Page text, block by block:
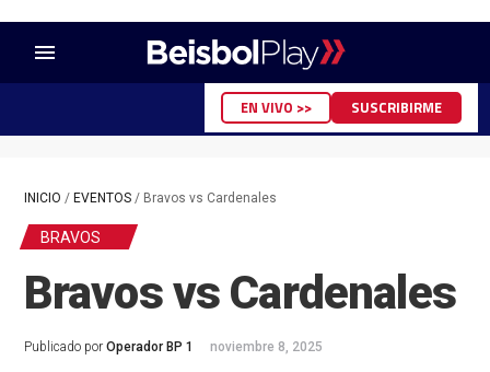
menu
EN VIVO >> SUSCRIBIRME
INICIO / EVENTOS/ Bravos vs Cardenales
BRAVOS
Bravos vs Cardenales
Publicado por Operador BP 1 noviembre 8, 2025